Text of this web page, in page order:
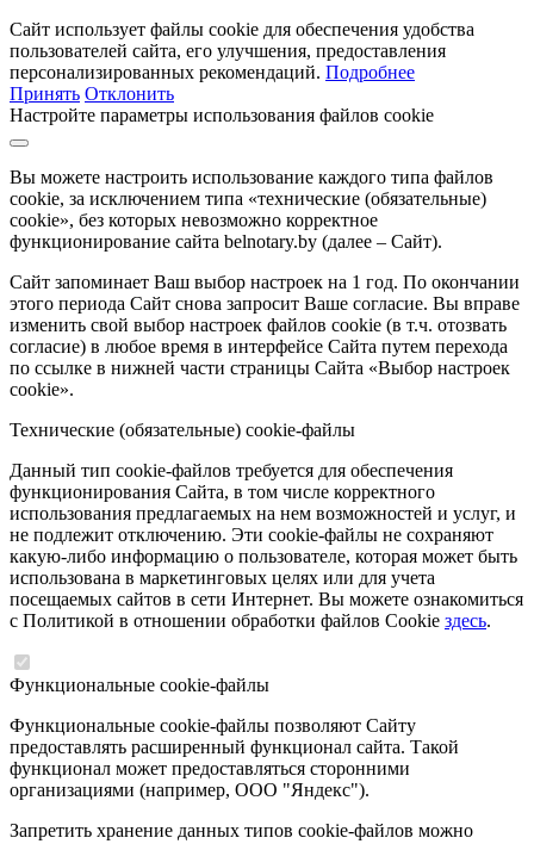
Сайт использует файлы cookie для обеспечения удобства
пользователей сайта, его улучшения, предоставления
персонализированных рекомендаций. Подробнее
Принять Отклонить
Настройте параметры использования файлов cookie
Вы можете настроить использование каждого типа файлов
cookie, за исключением типа «технические (обязательные)
cookie», без которых невозможно корректное
функционирование сайта belnotary.by (далее – Сайт).
Сайт запоминает Ваш выбор настроек на 1 год. По окончании
этого периода Сайт снова запросит Ваше согласие. Вы вправе
изменить свой выбор настроек файлов cookie (в т.ч. отозвать
согласие) в любое время в интерфейсе Сайта путем перехода
по ссылке в нижней части страницы Сайта «Выбор настроек
cookie».
Технические (обязательные) cookie-файлы
Данный тип cookie-файлов требуется для обеспечения
функционирования Сайта, в том числе корректного
использования предлагаемых на нем возможностей и услуг, и
не подлежит отключению. Эти cookie-файлы не сохраняют
какую-либо информацию о пользователе, которая может быть
использована в маркетинговых целях или для учета
посещаемых сайтов в сети Интернет. Вы можете ознакомиться
с Политикой в отношении обработки файлов Cookie здесь.
Функциональные cookie-файлы
Функциональные cookie-файлы позволяют Сайту
предоставлять расширенный функционал сайта. Такой
функционал может предоставляться сторонними
организациями (например, ООО "Яндекс").
Запретить хранение данных типов cookie-файлов можно